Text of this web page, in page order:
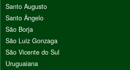
Santo Augusto
Santo Ângelo
São Borja
São Luiz Gonzaga
São Vicente do Sul
Uruguaiana